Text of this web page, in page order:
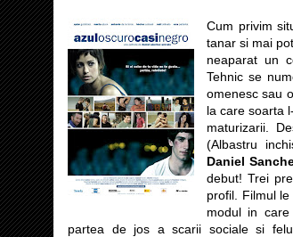
Cum privim
tanar si mai
neaparat un
Tehnic se
omenesc sau
la care soarta
maturizarii.
(Albastru
Daniel
debut! Trei
profil. Filmul
modul in
partea de jos a scarii sociale si